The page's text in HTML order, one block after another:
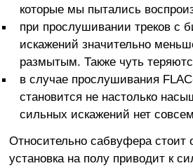
которые мы пытались
при прослушивании треков с
искажений значительно
размытым. Также чуть
в случае прослушивания
становится не настолько
сильных искажений нет
Относительно сабвуфера стоит
установка на полу приводит к